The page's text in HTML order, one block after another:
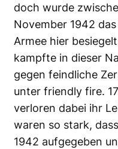
doch wurde
November 1942
Armee hier
kampfte in dieser
gegen feindliche
unter friendly fire.
verloren dabei ihr
waren so stark,
1942 aufgegeben